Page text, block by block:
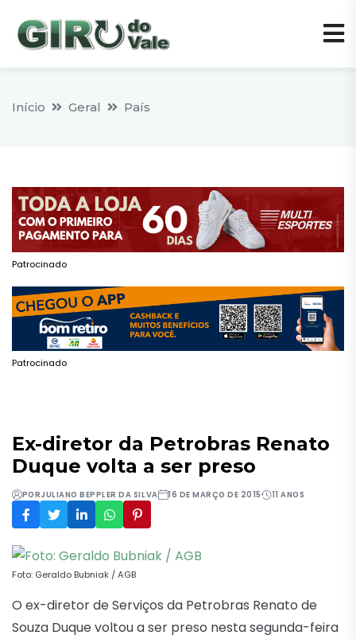
Início Geral País
Patrocinado
Patrocinado
Ex-diretor da Petrobras Renato
Duque volta a ser preso
PORJULIANO BEPPLER DA SILVA 16 DE MARÇO DE 2015 11 ANOS
Foto: Geraldo Bubniak / AGB
O ex-diretor de Serviços da Petrobras Renato de
Souza Duque voltou a ser preso nesta segunda-feira